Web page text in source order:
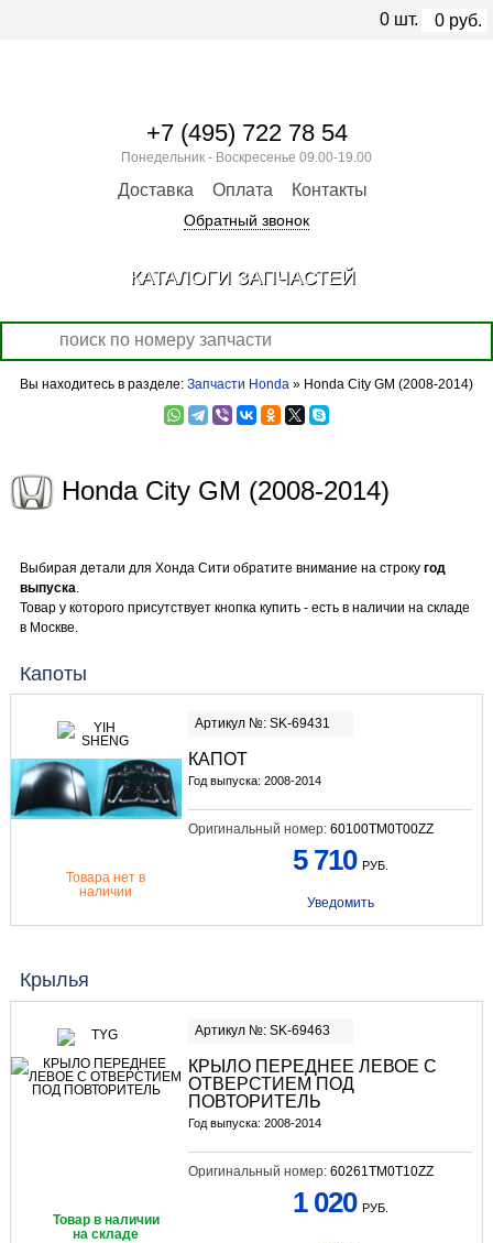
Вы находитесь в разделе: Запчасти Honda» Honda City GM (2008-2014)
Honda City GM (2008-2014)
Выбирая детали для Хонда Сити обратите внимание на строку год
выпуска.
Товар у которого присутствует кнопка купить - есть в наличии на складе
в Москве.
Капоты
Артикул №: SK-69431
КАПОТ
Год выпуска: 2008-2014
Оригинальный номер: 60100TM0T00ZZ
Товара нет в
наличии
5 710 РУБ.
Уведомить
Крылья
Артикул №: SK-69463
КРЫЛО ПЕРЕДНЕЕ ЛЕВОЕ С
ОТВЕРСТИЕМ ПОД
ПОВТОРИТЕЛЬ
Год выпуска: 2008-2014
Оригинальный номер: 60261TM0T10ZZ
Товар в наличии
на складе
1 020 РУБ.
+7 (495) 722 78 54
Понедельник - Воскресенье 09.00-19.00
Доставка Оплата Контакты
Обратный звонок
0 шт. 0 руб.
КАТАЛОГИ ЗАПЧАСТЕЙ